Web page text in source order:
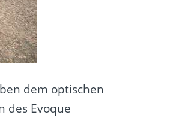
dem optischen
des Evoque